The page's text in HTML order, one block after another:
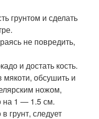
грунтом и сделать
не повредить,
и достать кость.
мякоти, обсушить и
ножом,
на 1 — 1.5 см.
грунт, следует